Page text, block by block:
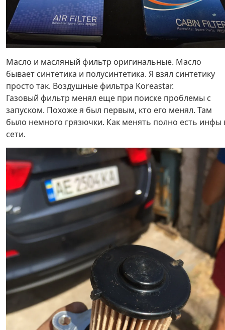
Масло и масляный фильтр оригинальные. Масло
бывает синтетика и полусинтетика. Я взял синтетику
просто так. Воздушные фильтра Koreastar.
Газовый фильтр менял еще при поиске проблемы с
запуском. Похоже я был первым, кто его менял. Там
было немного грязючки. Как менять полно есть инфы
сети.